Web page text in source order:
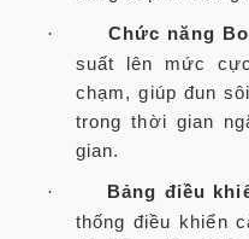
· Chức năng
suất lên mức
chạm, giúp đun
trong thời gian
gian.
· Bảng điều
thống điều khiển